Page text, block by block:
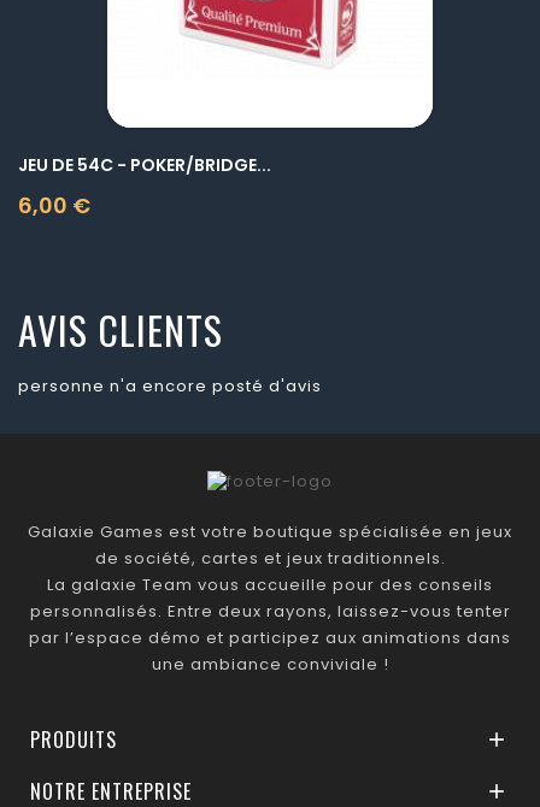
JEU DE 54C - POKER/BRIDGE...
6,00 €
Prix
AVIS CLIENTS
personne n'a encore posté d'avis
Galaxie Games est votre boutique spécialisée en jeux
de société, cartes et jeux traditionnels.
La galaxie Team vous accueille pour des conseils
personnalisés. Entre deux rayons, laissez-vous tenter
par l’espace démo et participez aux animations dans
une ambiance conviviale !
PRODUITS 
NOTRE ENTREPRISE 